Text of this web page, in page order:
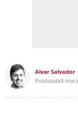
Alvar Salvador
Publicada3